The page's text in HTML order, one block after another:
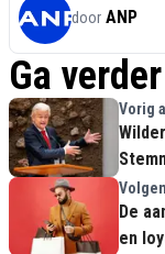
door ANP
Ga
Vorig
voor
De
en